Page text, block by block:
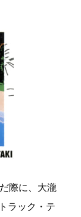
際に、大瀧
ラック・テ